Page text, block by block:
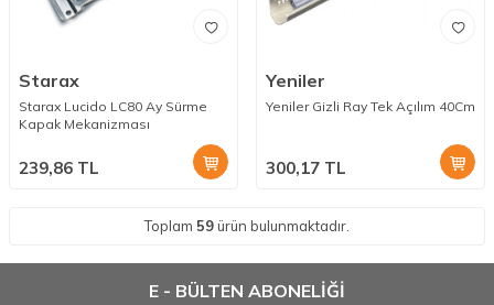
Starax
Starax Lucido LC80 Ay Sürme
Kapak Mekanizması
239,86 TL
Yeniler
Yeniler Gizli Ray Tek Açılım 40Cm
300,17 TL
Toplam 59 ürün bulunmaktadır.
E - BÜLTEN ABONELİĞİ